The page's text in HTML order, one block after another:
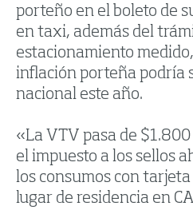
porteño en el boleto de
en taxi, además del
estacionamiento
inflación porteña podría
nacional este año.
«La VTV pasa de
el impuesto a los sellos
los consumos con
lugar de residencia en